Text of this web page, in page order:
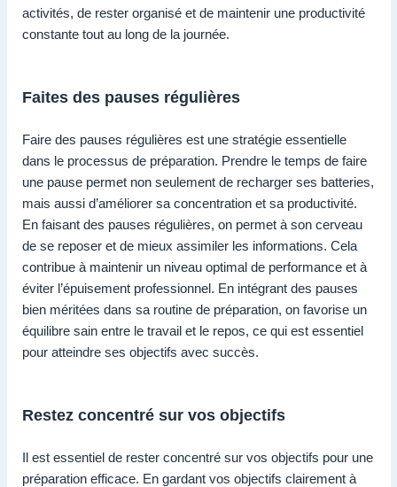
activités, de rester organisé et de maintenir une productivité
constante tout au long de la journée.
Faites des pauses régulières
Faire des pauses régulières est une stratégie essentielle
dans le processus de préparation. Prendre le temps de faire
une pause permet non seulement de recharger ses batteries,
mais aussi d’améliorer sa concentration et sa productivité.
En faisant des pauses régulières, on permet à son cerveau
de se reposer et de mieux assimiler les informations. Cela
contribue à maintenir un niveau optimal de performance et à
éviter l’épuisement professionnel. En intégrant des pauses
bien méritées dans sa routine de préparation, on favorise un
équilibre sain entre le travail et le repos, ce qui est essentiel
pour atteindre ses objectifs avec succès.
Restez concentré sur vos objectifs
Il est essentiel de rester concentré sur vos objectifs pour une
préparation efficace. En gardant vos objectifs clairement à